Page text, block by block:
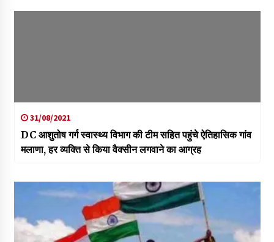
31/08/2021
DC आशुतोष गर्ग स्वास्थ्य विभाग की टीम सहित पहुंचे ऐतिहासिक गांव
मलाणा, हर व्यक्ति से किया वैक्सीन लगवाने का आग्रह